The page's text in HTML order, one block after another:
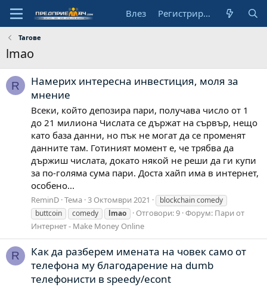
Влез Регистрирай се
Тагове
lmao
R
Намерих интересна инвестиция, моля за
мнение
Всеки, който депозира пари, получава число от 1
до 21 милиона Числата се държат на сървър, нещо
като база данни, но пък не могат да се променят
данните там. Готиният момент е, че трябва да
държиш числата, докато някой не реши да ги купи
за по-голяма сума пари. Доста хайп има в интернет,
особено...
ReminD Тема 3 Октомври 2021
blockchain comedy
buttcoin
comedy lmao Отговори: 9 Форум: Пари от
Интернет - Make Money Online
R
Как да разберем имената на човек само от
телефона му благодарение на dumb
телефонисти в speedy/econt